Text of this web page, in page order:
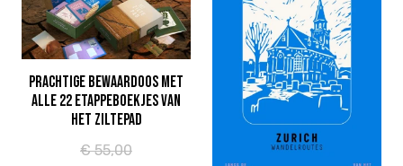
Prachtige bewaardoos met
alle 22 etappeboekjes van
Het Ziltepad
€ 55,00